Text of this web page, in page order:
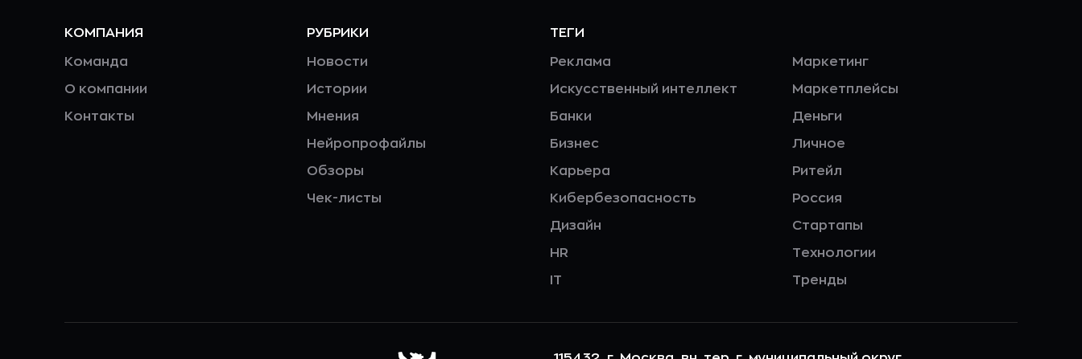
КОМПАНИЯ
Команда
О компании
Контакты
РУБРИКИ
Новости
Истории
Мнения
Нейропрофайлы
Обзоры
Чек-листы
ТЕГИ
Реклама
Искусственный интеллект
Банки
Бизнес
Карьера
Кибербезопасность
Дизайн
HR
IT
Маркетинг
Маркетплейсы
Деньги
Личное
Ритейл
Россия
Стартапы
Технологии
Тренды